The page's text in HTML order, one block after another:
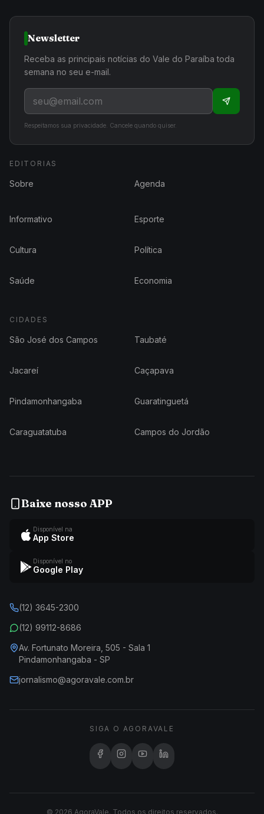
Newsletter
Receba as principais notícias do Vale do Paraíba toda
semana no seu e-mail.
Respeitamos sua privacidade. Cancele quando quiser.
EDITORIAS
Sobre Agenda
Informativo Esporte
Cultura Política
Saúde Economia
CIDADES
São José dos Campos Taubaté
Jacareí Caçapava
Pindamonhangaba Guaratinguetá
Caraguatatuba Campos do Jordão
Baixe nosso APP
Disponível na
App Store
Disponível no
Google Play
(12) 3645-2300
(12) 99112-8686
Av. Fortunato Moreira, 505 - Sala 1
Pindamonhangaba - SP
jornalismo@agoravale.com.br
SIGA O AGORAVALE
© 2026 AgoraVale. Todos os direitos reservados.